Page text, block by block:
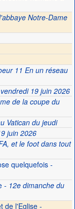
Notre-Dame
11 En un réseau
19 juin 2026
de la coupe du
Vatican du jeudi
juin 2026
et le foot dans tout
quelquefois-
- 12e dimanche du
de l'Eglise -